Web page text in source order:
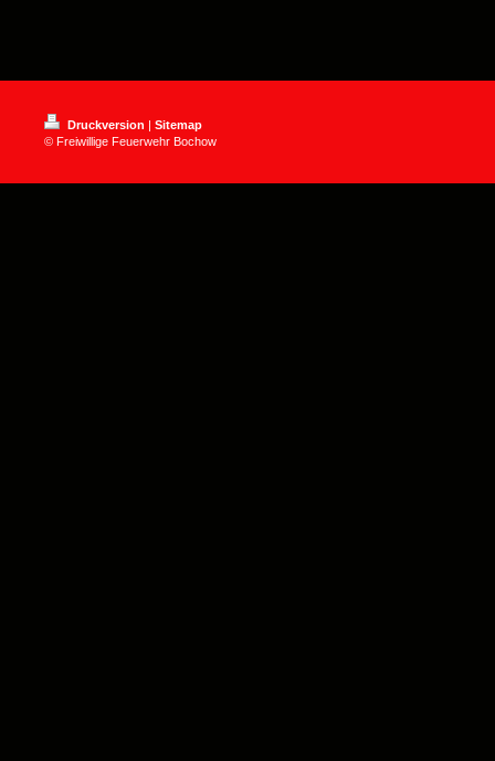
Druckversion | Sitemap
© Freiwillige Feuerwehr Bochow